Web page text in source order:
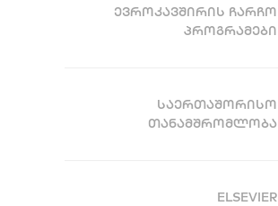
ᲔᲕᲠᲝᲙᲐᲕᲨᲘᲠᲘᲡ ᲩᲐᲠᲩᲝ
ᲞᲠᲝᲒᲠᲐᲛᲔᲑᲘ
ᲡᲐᲔᲠᲗᲐᲨᲝᲠᲘᲡᲝ
ᲗᲐᲜᲐᲛᲨᲠᲝᲛᲚᲝᲑᲐ
ELSEVIER